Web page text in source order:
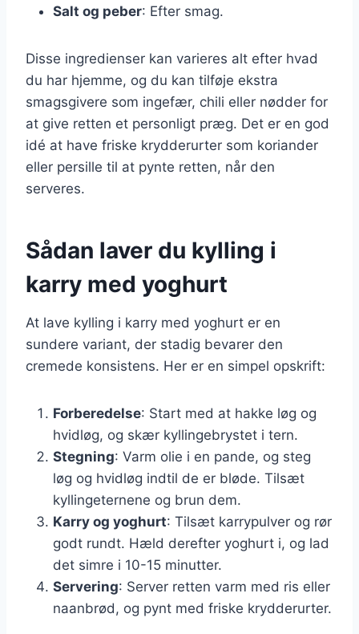
Salt og peber: Efter smag.
Disse ingredienser kan varieres alt efter hvad
du har hjemme, og du kan tilføje ekstra
smagsgivere som ingefær, chili eller nødder for
at give retten et personligt præg. Det er en god
idé at have friske krydderurter som koriander
eller persille til at pynte retten, når den
serveres.
Sådan laver du kylling i
karry med yoghurt
At lave kylling i karry med yoghurt er en
sundere variant, der stadig bevarer den
cremede konsistens. Her er en simpel opskrift:
Forberedelse: Start med at hakke løg og
hvidløg, og skær kyllingebrystet i tern.
Stegning: Varm olie i en pande, og steg
løg og hvidløg indtil de er bløde. Tilsæt
kyllingeternene og brun dem.
Karry og yoghurt: Tilsæt karrypulver og rør
godt rundt. Hæld derefter yoghurt i, og lad
det simre i 10-15 minutter.
Servering: Server retten varm med ris eller
naanbrød, og pynt med friske krydderurter.